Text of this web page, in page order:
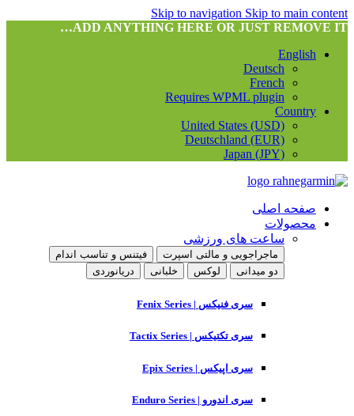
Skip to navigation Skip to main content
ADD ANYTHING HERE OR JUST REMOVE IT…
English
Deutsch
French
Requires WPML plugin
Country
United States (USD)
Deutschland (EUR)
Japan (JPY)
صفحه اصلی
محصولات
ساعت های ورزشی
ماجراجویی و مالتی اسپرت
فیتنس و تناسب اندام
دو میدانی
لوکس خلبانی دریانوردی
سری فنیکس | Fenix Series
سری تکتیکس | Tactix Series
سری اپیکس | Epix Series
سری اندورو | Enduro Series